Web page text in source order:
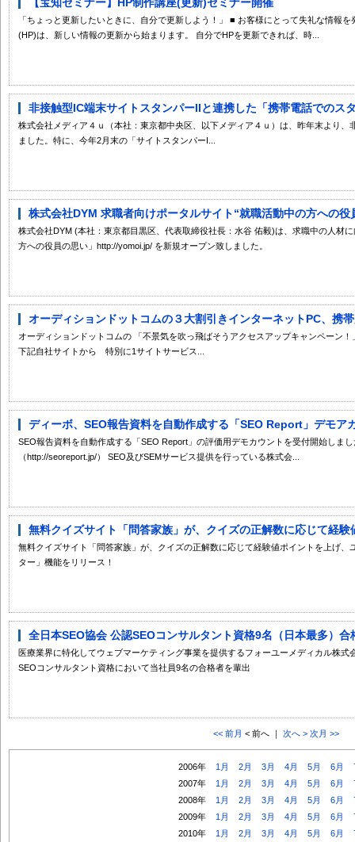
「ちょっと更新したいときに、自分で更新しよう！」 ■ お客様にとって失礼な情報
(HP)は、新しい情報の更新から始まります。 自分でHPを更新できれば、時...
非接触型IC端末サイトスタンパーIIと連携した「携帯電話でのス
株式会社メディア４ｕ（本社：東京都中央区、以下メディア４ｕ）は、昨年末より
ました。特に、今年2月末の「サイトスタンパーI...
株式会社DYM 求職者向けポータルサイト“就職活動中の方への
株式会社DYM (本社：東京都目黒区、代表取締役社長：水谷 佑毅)は、求職中の人材
方への役員の思い」http://yomoi.jp/ を新規オープン致しました。
オーディションドットコムの３大割引きインターネットPC、携
オーディションドットコムの 「不景気を吹っ飛ばそうアクセスアップキャンペ
下記自社サイトから 特別に1サイトサービス...
ディーボ、SEO報告資料を自動作成する「SEO Report」デモア
SEO報告資料を自動作成する「SEO Report」の評価用デモカウントを受付開始しま
（http://seoreport.jp/） SEO及びSEMサービス提供を行っている株式会...
無料クイズサイト「問答家族」が、クイズの正解数に応じて経験
無料クイズサイト「問答家族」が、クイズの正解数に応じて経験値ポイントを上げ
ター」機能をリリース！
全日本SEO協会 公認SEOコンサルタント資格9名（日本最多）合
医療業界に特化してウェブマーケティング事業を提供するフォーユーメディカル株
SEOコンサルタント資格において当社員9名の合格者を輩出
<< 前月 < 前へ ｜ 次へ > 次月 >>
2006年 1月 2月 3月 4月 5月 6月
2007年
1月 2月 3月 4月 5月 6月
2008年
1月 2月 3月 4月 5月 6月
2009年
1月 2月 3月 4月 5月 6月
2010年
1月 2月 3月 4月 5月 6月